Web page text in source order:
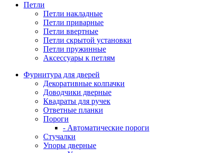
Петли
Петли накладные
Петли приварные
Петли ввертные
Петли скрытой установки
Петли пружинные
Аксессуары к петлям
Фурнитура для дверей
Декоративные колпачки
Доводчики дверные
Квадраты для ручек
Ответные планки
Пороги
- Автоматические пороги
Стучалки
Упоры дверные